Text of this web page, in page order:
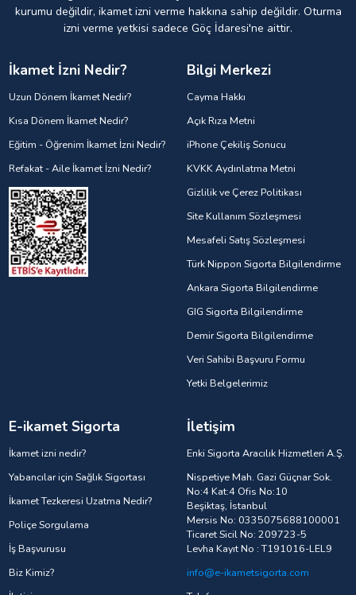
kurumu değildir, ikamet izni verme hakkına sahip değildir. Oturma
izni verme yetkisi sadece Göç İdaresi'ne aittir.
İkamet İzni Nedir?
Uzun Dönem İkamet Nedir?
Kısa Dönem İkamet Nedir?
Eğitim - Öğrenim İkamet İzni Nedir?
Refakat - Aile İkamet İzni Nedir?
Bilgi Merkezi
Cayma Hakkı
Açık Rıza Metni
iPhone Çekiliş Sonucu
KVKK Aydınlatma Metni
Gizlilik ve Çerez Politikası
Site Kullanım Sözleşmesi
Mesafeli Satış Sözleşmesi
Türk Nippon Sigorta Bilgilendirme
Ankara Sigorta Bilgilendirme
GIG Sigorta Bilgilendirme
Demir Sigorta Bilgilendirme
Veri Sahibi Başvuru Formu
Yetki Belgelerimiz
E-ikamet Sigorta
İkamet izni nedir?
Yabancılar için Sağlık Sigortası
İkamet Tezkeresi Uzatma Nedir?
Poliçe Sorgulama
İş Başvurusu
Biz Kimiz?
İletişim
Enki Sigorta Aracılık Hizmetleri A.Ş.
Nispetiye Mah. Gazi Güçnar Sok.
No:4 Kat:4 Ofis No:10
Beşiktaş, İstanbul
Mersis No: 0335075688100001
Ticaret Sicil No: 209723-5
Levha Kayıt No : T191016-LEL9
info@e-ikametsigorta.com